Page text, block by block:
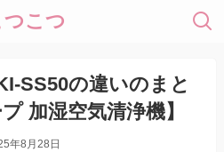
つこつ
SS50の違いのまと
加湿空気清浄機】
年8月28日